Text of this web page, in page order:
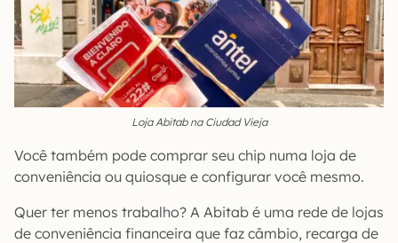
Loja Abitab na Ciudad Vieja
Você também pode comprar seu chip numa loja de
conveniência ou quiosque e configurar você mesmo.
Quer ter menos trabalho? A Abitab é uma rede de lojas
de conveniência financeira que faz câmbio, recarga de